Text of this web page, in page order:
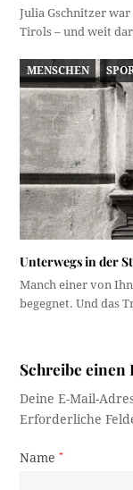
Julia Gschnitzer
Tirols – und weit
MENSCHEN
Unterwegs in der
Manch einer von
begegnet. Und das
Schreibe
Deine E-Mail-
Erforderliche
Name*